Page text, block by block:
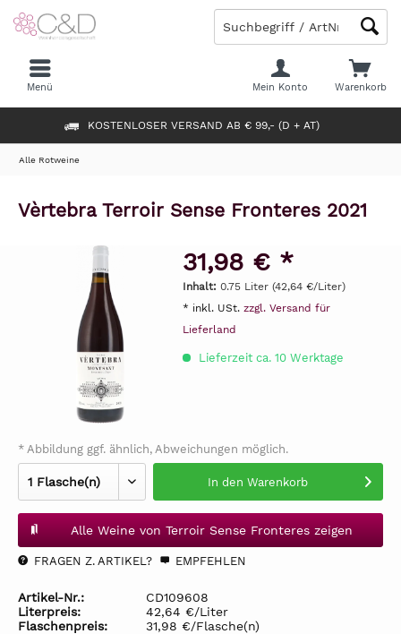
KOSTENLOSER VERSAND AB € 99,- (D + AT)
Warenkorb
Mein Konto
Menü
Alle Rotweine
Vèrtebra Terroir Sense Fronteres 2021
31,98 € *
Inhalt: 0.75 Liter (42,64 €/Liter)
* inkl. USt. zzgl. Versand für
Lieferland
Lieferzeit ca. 10 Werktage
* Abbildung ggf. ähnlich, Abweichungen möglich.
In den Warenkorb
Alle Weine von Terroir Sense Fronteres zeigen
FRAGEN Z. ARTIKEL? EMPFEHLEN
Artikel-Nr.:
CD109608
Literpreis:
42,64 €/Liter
Flaschenpreis:
31,98 €/Flasche(n)